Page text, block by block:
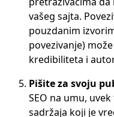
vašeg sajta.
pouzdanim
povezivanje)
kredibiliteta i
Pišite za svoju
SEO na umu,
sadržaja koji je